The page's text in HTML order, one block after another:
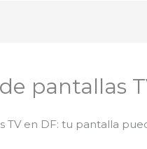
pantallas
TV en DF: tu pantalla